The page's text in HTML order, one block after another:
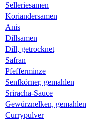
Selleriesamen
Koriandersamen
Anis
Dillsamen
Dill, getrocknet
Safran
Pfefferminze
Senfkörner, gemahlen
Sriracha-Sauce
Gewürznelken, gemahlen
Currypulver